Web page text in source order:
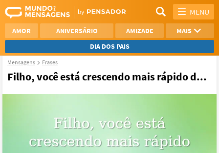
MENU
AMOR ANIVERSÁRIO AMIZADE
MAIS
DIA DOS PAIS
REFLEXÃO
AGRADECIMENTO
Mensagens Frases
Filho, você está crescendo mais rápido d...